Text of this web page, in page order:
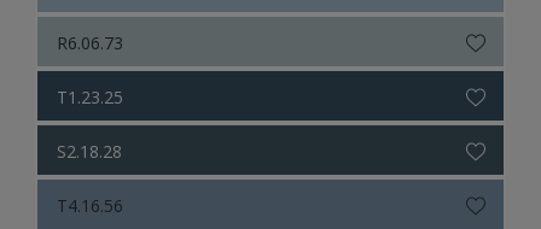
R6.06.73
T1.23.25
S2.18.28
T4.16.56